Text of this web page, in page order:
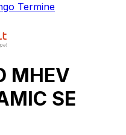
Termine
MHEV
SE